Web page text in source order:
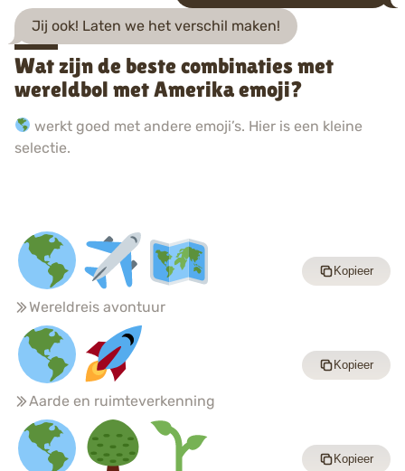
Jij ook! Laten we het verschil maken!
Wat zijn de beste combinaties met
wereldbol met Amerika emoji?
werkt goed met andere emoji’s. Hier is een kleine
selectie.
Wereldreis avontuur
Kopieer
Aarde en ruimteverkenning
Kopieer
Kopieer